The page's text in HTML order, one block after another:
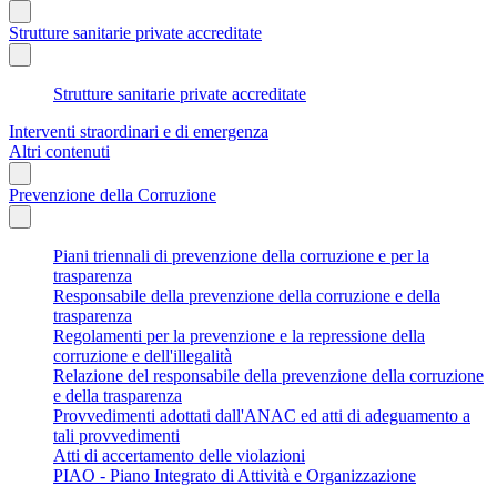
Strutture sanitarie private accreditate
Strutture sanitarie private accreditate
Interventi straordinari e di emergenza
Altri contenuti
Prevenzione della Corruzione
Piani triennali di prevenzione della corruzione e per la
trasparenza
Responsabile della prevenzione della corruzione e della
trasparenza
Regolamenti per la prevenzione e la repressione della
corruzione e dell'illegalità
Relazione del responsabile della prevenzione della corruzione
e della trasparenza
Provvedimenti adottati dall'ANAC ed atti di adeguamento a
tali provvedimenti
Atti di accertamento delle violazioni
PIAO - Piano Integrato di Attività e Organizzazione